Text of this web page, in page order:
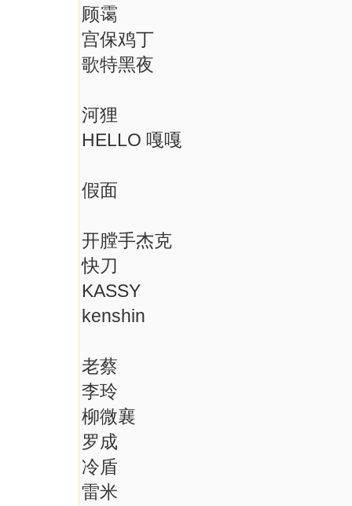
顾霭
宫保鸡丁
歌特黑夜
河狸
HELLO 嘎嘎
假面
开膛手杰克
快刀
KASSY
kenshin
老蔡
李玲
柳微襄
罗成
冷盾
雷米